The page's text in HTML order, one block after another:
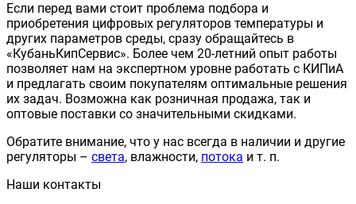
Если перед вами стоит проблема подбора и
приобретения цифровых регуляторов температуры и
других параметров среды, сразу обращайтесь в
«КубаньКипСервис». Более чем 20-летний опыт работы
позволяет нам на экспертном уровне работать с КИПиА
и предлагать своим покупателям оптимальные решения
их задач. Возможна как розничная продажа, так и
оптовые поставки со значительными скидками.
Обратите внимание, что у нас всегда в наличии и другие
регуляторы – света, влажности, потока и т. п.
Наши контакты